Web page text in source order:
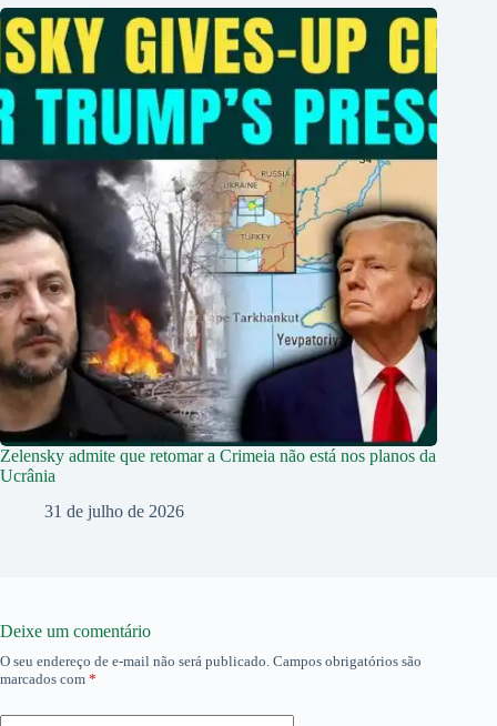
Zelensky admite que retomar a Crimeia não está nos planos da
Ucrânia
31 de julho de 2026
Deixe um comentário
O seu endereço de e-mail não será publicado. Campos obrigatórios são
marcados com *